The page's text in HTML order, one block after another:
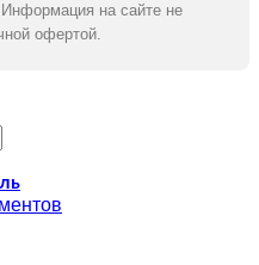
на сайте не
офертой.